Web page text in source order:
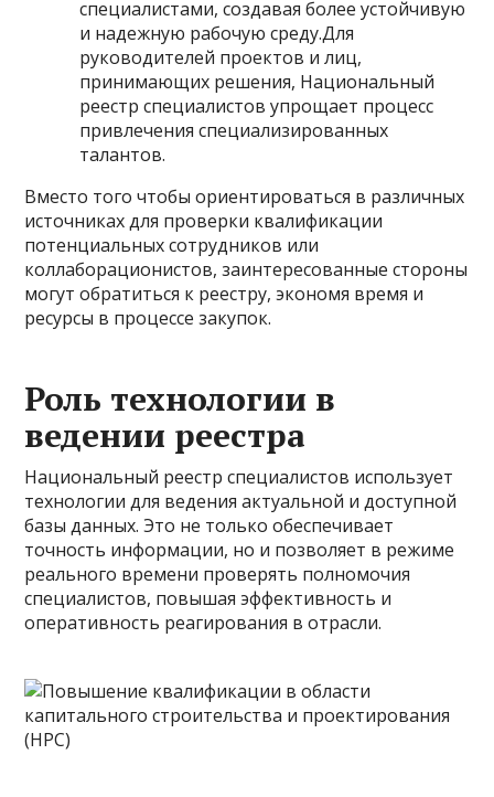
специалистами, создавая более устойчивую
и надежную рабочую среду.Для
руководителей проектов и лиц,
принимающих решения, Национальный
реестр специалистов упрощает процесс
привлечения специализированных
талантов.
Вместо того чтобы ориентироваться в различных
источниках для проверки квалификации
потенциальных сотрудников или
коллаборационистов, заинтересованные стороны
могут обратиться к реестру, экономя время и
ресурсы в процессе закупок.
Роль технологии в
ведении реестра
Национальный реестр специалистов использует
технологии для ведения актуальной и доступной
базы данных. Это не только обеспечивает
точность информации, но и позволяет в режиме
реального времени проверять полномочия
специалистов, повышая эффективность и
оперативность реагирования в отрасли.